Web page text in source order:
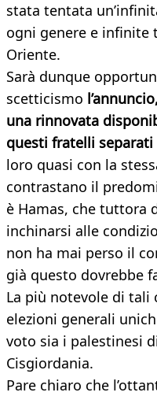
stata tentata
ogni genere e
Oriente.
Sarà dunque
scetticismo
una rinnovata
questi fratelli separati
loro quasi con la
contrastano il
è Hamas, che tuttora
inchinarsi alle
non ha mai perso il
già questo dovrebbe
La più notevole di tali
elezioni generali
voto sia i palestinesi
Cisgiordania.
Pare chiaro che